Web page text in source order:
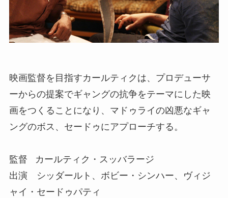
映画監督を目指すカールティクは、プロデューサ
ーからの提案でギャングの抗争をテーマにした映
画をつくることになり、マドゥライの凶悪なギャ
ングのボス、セードゥにアプローチする。
監督 カールティク・スッバラージ
出演 シッダールト、ボビー・シンハー、ヴィジ
ャイ・セードゥパティ